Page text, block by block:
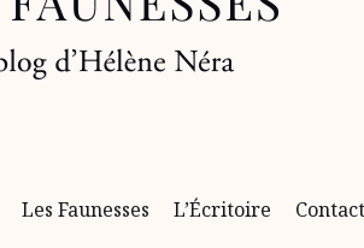
Les Faunesses L’Écritoire Contact